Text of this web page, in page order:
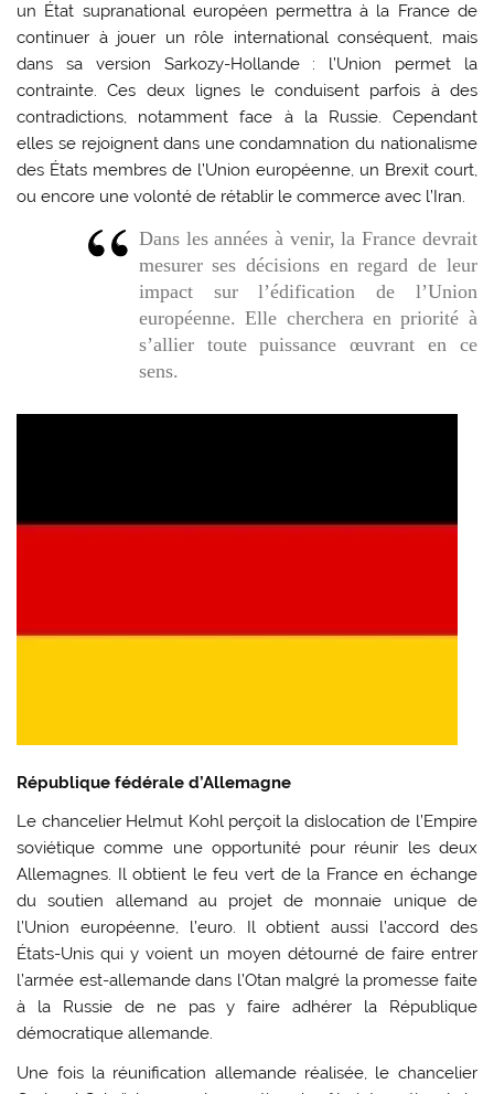
un État supranational européen permettra à la France de
continuer à jouer un rôle international conséquent, mais
dans sa version Sarkozy-Hollande : l’Union permet la
contrainte. Ces deux lignes le conduisent parfois à des
contradictions, notamment face à la Russie. Cependant
elles se rejoignent dans une condamnation du nationalisme
des États membres de l’Union européenne, un Brexit court,
ou encore une volonté de rétablir le commerce avec l’Iran.
Dans les années à venir, la France devrait
mesurer ses décisions en regard de leur
impact sur l’édification de l’Union
européenne. Elle cherchera en priorité à
s’allier toute puissance œuvrant en ce
sens.
République fédérale d’Allemagne
Le chancelier Helmut Kohl perçoit la dislocation de l’Empire
soviétique comme une opportunité pour réunir les deux
Allemagnes. Il obtient le feu vert de la France en échange
du soutien allemand au projet de monnaie unique de
l’Union européenne, l’euro. Il obtient aussi l’accord des
États-Unis qui y voient un moyen détourné de faire entrer
l’armée est-allemande dans l’Otan malgré la promesse faite
à la Russie de ne pas y faire adhérer la République
démocratique allemande.
Une fois la réunification allemande réalisée, le chancelier